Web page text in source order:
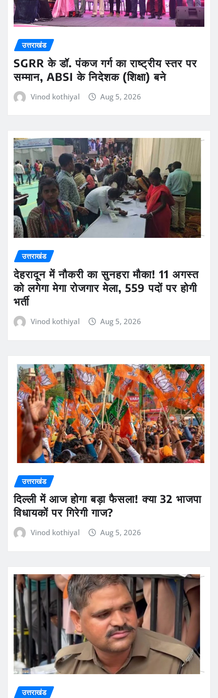
उत्तराखंड
SGRR के डॉ. पंकज गर्ग का राष्ट्रीय स्तर पर
सम्मान, ABSI के निदेशक (शिक्षा) बने
Vinod kothiyal Aug 5, 2026
उत्तराखंड
देहरादून में नौकरी का सुनहरा मौका! 11 अगस्त
को लगेगा मेगा रोजगार मेला, 559 पदों पर होगी
भर्ती
Vinod kothiyal Aug 5, 2026
उत्तराखंड
दिल्ली में आज होगा बड़ा फैसला! क्या 32 भाजपा
विधायकों पर गिरेगी गाज?
Vinod kothiyal Aug 5, 2026
उत्तराखंड